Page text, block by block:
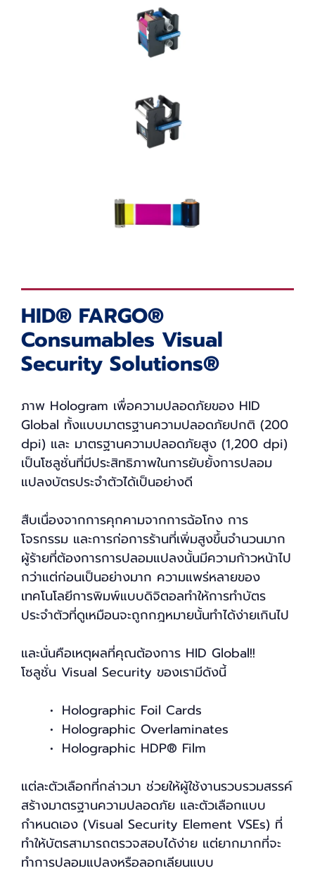
HID® FARGO®
Consumables Visual
Security Solutions®
ภาพ Hologram เพื่อความปลอดภัยของ HID
Global ทั้งแบบมาตรฐานความปลอดภัยปกติ (200
dpi) และ มาตรฐานความปลอดภัยสูง (1,200 dpi)
เป็นโซลูชั่นที่มีประสิทธิภาพในการยับยั้งการปลอม
แปลงบัตรประจำตัวได้เป็นอย่างดี
สืบเนื่องจากการคุกคามจากการฉ้อโกง การ
โจรกรรม และการก่อการร้านที่เพิ่มสูงขึ้นจำนวนมาก
ผู้ร้ายที่ต้องการการปลอมแปลงนั้นมีความก้าวหน้าไป
กว่าแต่ก่อนเป็นอย่างมาก ความแพร่หลายของ
เทคโนโลยีการพิมพ์แบบดิจิตอลทำให้การทำบัตร
ประจำตัวที่ดูเหมือนจะถูกกฎหมายนั้นทำได้ง่ายเกินไป
และนั่นคือเหตุผลที่คุณต้องการ HID Global!!
โซลูชั่น Visual Security ของเรามีดังนี้
Holographic Foil Cards
Holographic Overlaminates
Holographic HDP® Film
แต่ละตัวเลือกที่กล่าวมา ช่วยให้ผู้ใช้งานรวบรวมสรรค์
สร้างมาตรฐานความปลอดภัย และตัวเลือกแบบ
กำหนดเอง (Visual Security Element VSEs) ที่
ทำให้บัตรสามารถตรวจสอบได้ง่าย แต่ยากมากที่จะ
ทำการปลอมแปลงหรือลอกเลียนแบบ